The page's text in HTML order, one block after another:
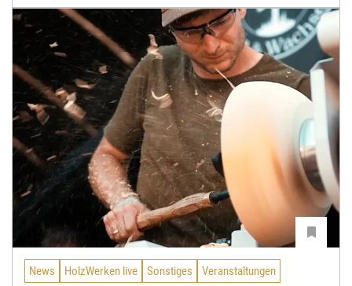
News HolzWerken live Sonstiges Veranstaltungen